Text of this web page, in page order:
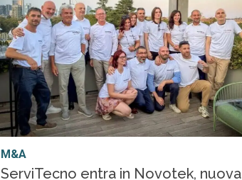
M&A
ServiTecno entra in Novotek, nuova